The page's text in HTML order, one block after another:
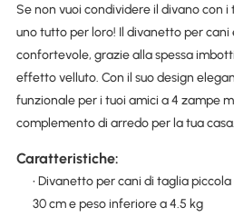
Se non vuoi condividere il divano con
uno tutto per loro! Il divanetto per cani
confortevole, grazie alla spessa
effetto velluto. Con il suo design
funzionale per i tuoi amici a 4 zampe
complemento di arredo per la tua casa.
Caratteristiche:
• Divanetto per cani di taglia
30 cm e peso inferiore a 4.5 kg